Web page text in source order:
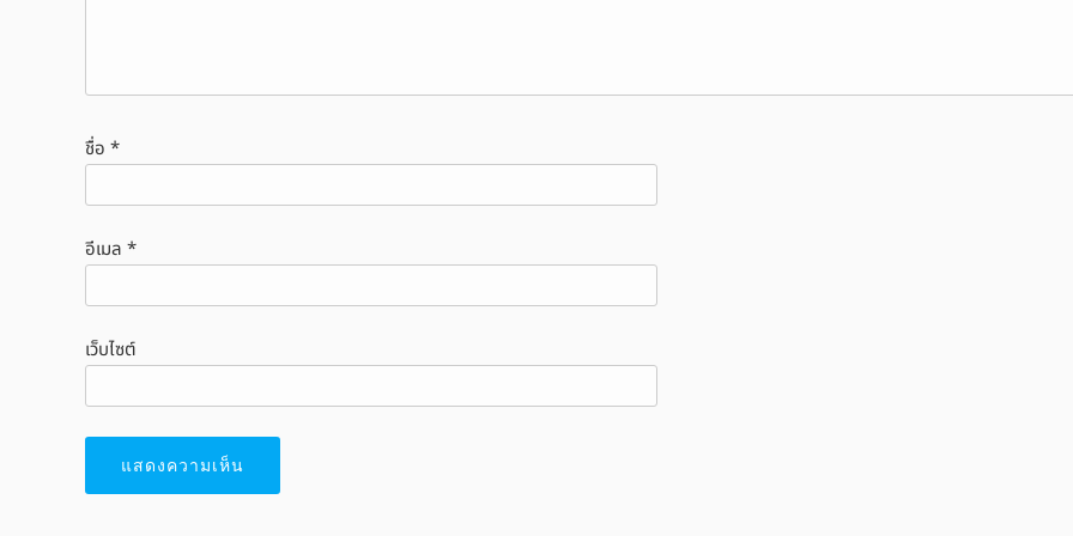
ชื่อ *
อีเมล *
เว็บไซต์